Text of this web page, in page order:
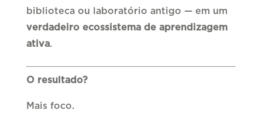
biblioteca ou laboratório antigo — em um
verdadeiro ecossistema de aprendizagem
ativa.
O resultado?
Mais foco.